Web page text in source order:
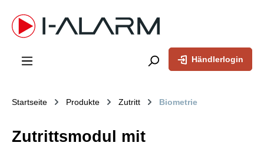
springen
Händlerlogin
Startseite Produkte Zutritt Biometrie
Zutrittsmodul mit